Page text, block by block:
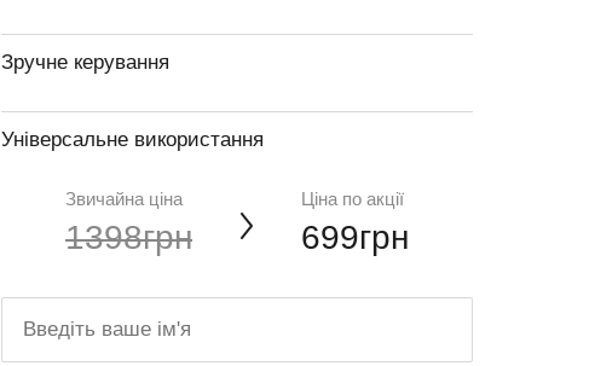
Зручне керування
Універсальне використання
Звичайна ціна
1398грн
Ціна по акції
699грн